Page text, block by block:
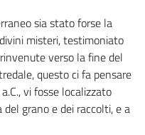
sia stato forse la
misteri, testimoniato
verso la fine del
questo ci fa pensare
vi fosse localizzato
del grano e dei raccolti, e a